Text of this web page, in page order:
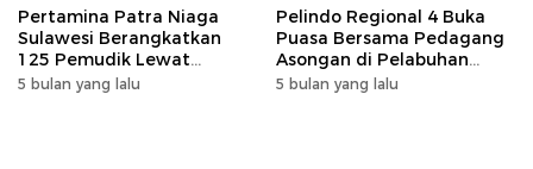
Pertamina Patra Niaga
Sulawesi Berangkatkan
125 Pemudik Lewat
Program Mudik Gratis
5 bulan yang lalu
Pelindo Regional 4 Buka
Puasa Bersama Pedagang
Asongan di Pelabuhan
Makassar, Perkuat
5 bulan yang lalu